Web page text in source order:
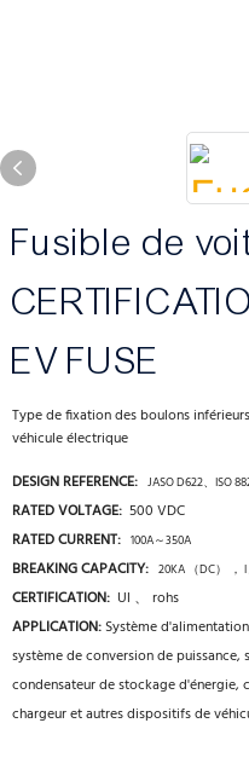
Fusible de
EV FUSE
Type de fixation des boulons
véhicule électrique
DESIGN REFERENCE: JASO D622、ISO
RATED VOLTAGE: 500 VDC
RATED CURRENT: 100A～350A
BREAKING CAPACITY: 20KA （DC） ，
CERTIFICATION: Ul 、 rohs
APPLICATION:Système
système de conversion de
condensateur de stockage d'énergie,
chargeur et autres dispositifs de